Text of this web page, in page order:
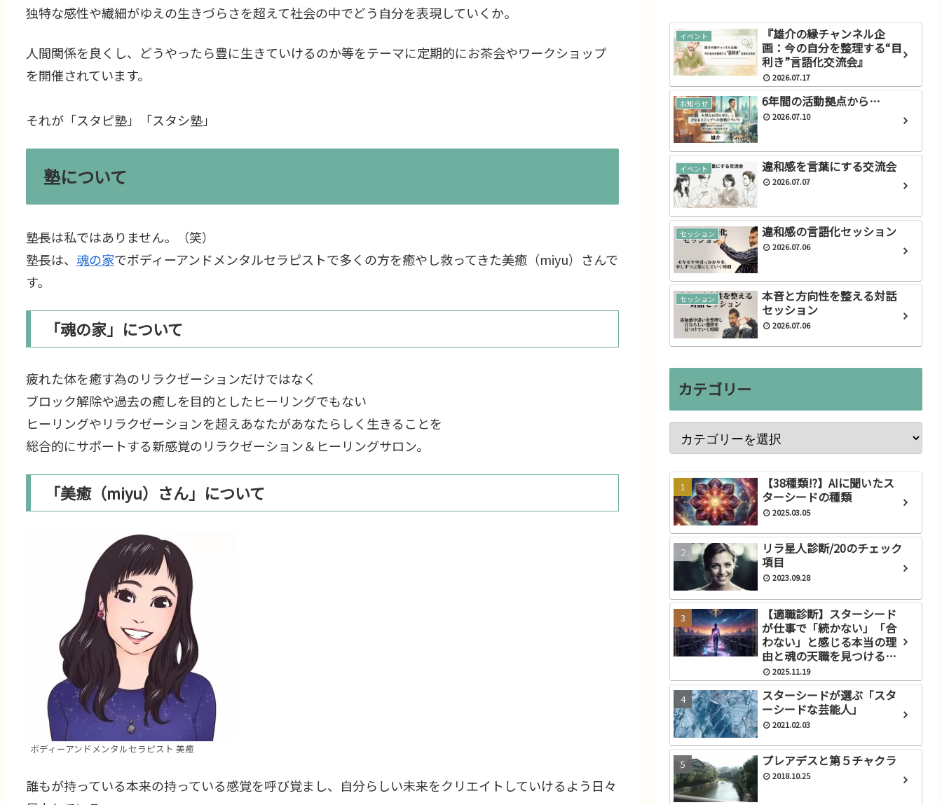
独特な感性や繊細がゆえの生きづらさを超えて社会の中でどう自分を表現していくか。
人間関係を良くし、どうやったら豊に生きていけるのか等をテーマに定期的にお茶会やワークショップ
を開催されています。
それが「スタピ塾」「スタシ塾」
塾について
塾長は私ではありません。（笑）
塾長は、 魂の家でボディーアンドメンタルセラピストで多くの方を癒やし救ってきた美癒（miyu）さんで
す。
「魂の家」について
疲れた体を癒す為のリラクゼーションだけではなく
ブロック解除や過去の癒しを目的としたヒーリングでもない
ヒーリングやリラクゼーションを超えあなたがあなたらしく生きることを
総合的にサポートする新感覚のリラクゼーション＆ヒーリングサロン。
「美癒（miyu）さん」について
ボディーアンドメンタルセラピスト 美癒
誰もが持っている本来の持っている感覚を呼び覚まし、自分らしい未来をクリエイトしていけるよう日々
イベント
『雄介の縁チャンネル企
画：今の自分を整理する“目
利き”言語化交流会』
2026.07.17
お知らせ 6年間の活動拠点から…
2026.07.10
イベント 違和感を言葉にする交流会
2026.07.07
セッション 違和感の言語化セッション
2026.07.06
セッション
本音と方向性を整える対話
セッション
2026.07.06
カテゴリー
【38種類!?】AIに聞いたス
ターシードの種類
2025.03.05
リラ星人診断/20のチェック
項目
2023.09.28
【適職診断】スターシード
が仕事で「続かない」「合
わない」と感じる本当の理
由と魂の天職を見つけるス
テップ
2025.11.19
スターシードが選ぶ「スタ
ーシードな芸能人」
2021.02.03
プレアデスと第５チャクラ
2018.10.25